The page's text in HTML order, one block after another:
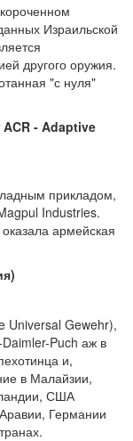
Израильской
другого оружия.
"с нуля"
- Adaptive
прикладом,
Industries.
армейская
Universal Gewehr),
Puch аж в
и,
в Малайзии,
США
Германии